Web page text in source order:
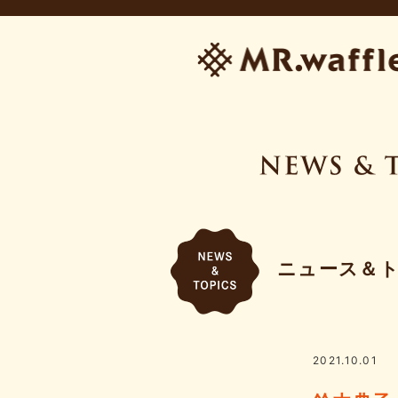
ニュース＆
2021.10.01